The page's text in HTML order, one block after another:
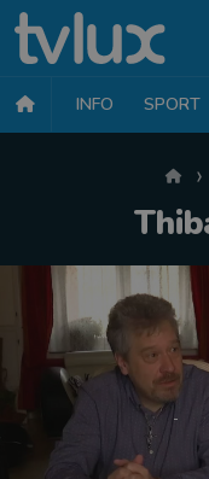
INFO SPORT